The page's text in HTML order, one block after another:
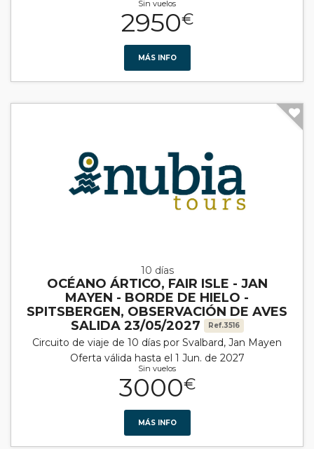
Sin vuelos
2950€
MÁS INFO
10 días
OCÉANO ÁRTICO, FAIR ISLE - JAN
MAYEN - BORDE DE HIELO -
SPITSBERGEN, OBSERVACIÓN DE AVES
SALIDA 23/05/2027
Ref.3516
Circuito de viaje de 10 días por Svalbard, Jan Mayen
Oferta válida hasta el 1 Jun. de 2027
Sin vuelos
3000€
MÁS INFO